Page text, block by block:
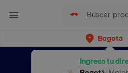
Bogotá
Ingresa tu
envíos gratis por